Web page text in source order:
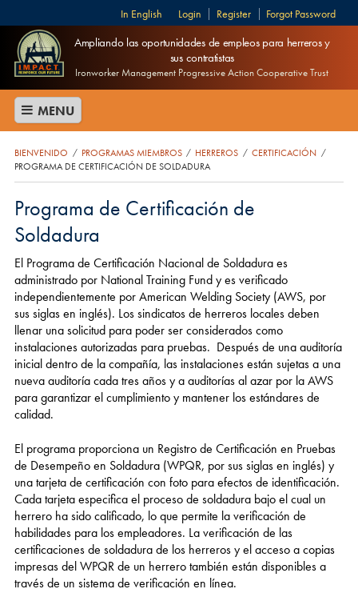
Login Register Forgot Password
English
Ampliando las oportunidades de empleos para herreros y
sus contratistas
Ironworker Management Progressive Action Cooperative Trust
MENU
BIENVENIDO / PROGRAMAS MIEMBROS / HERREROS / CERTIFICACIÓN /
PROGRAMA DE CERTIFICACIÓN DE SOLDADURA
Programa de Certificación de
Soldadura
El Programa de Certificación Nacional de Soldadura es
administrado por National Training Fund y es verificado
independientemente por American Welding Society (AWS, por
sus siglas en inglés). Los sindicatos de herreros locales deben
llenar una solicitud para poder ser considerados como
instalaciones autorizadas para pruebas. Después de una auditoría
inicial dentro de la compañía, las instalaciones están sujetas a una
nueva auditoría cada tres años y a auditorías al azar por la AWS
para garantizar el cumplimiento y mantener los estándares de
calidad.
El programa proporciona un Registro de Certificación en Pruebas
de Desempeño en Soldadura (WPQR, por sus siglas en inglés) y
una tarjeta de certificación con foto para efectos de identificación.
Cada tarjeta especifica el proceso de soldadura bajo el cual un
herrero ha sido calificado, lo que permite la verificación de
habilidades para los empleadores. La verificación de las
certificaciones de soldadura de los herreros y el acceso a copias
impresas del WPQR de un herrero también están disponibles a
través de un sistema de verificación en línea.